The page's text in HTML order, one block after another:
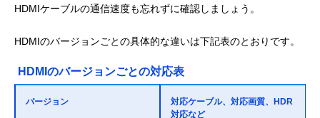
HDMIケーブルの通信速度も忘れずに確認しましょう。
HDMIのバージョンごとの具体的な違いは下記表のとおりです。
HDMIのバージョンごとの対応表
バージョン
対応ケーブル、対応画質、HDR
対応など